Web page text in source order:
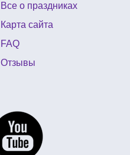
Все о праздниках
Карта сайта
FAQ
Отзывы